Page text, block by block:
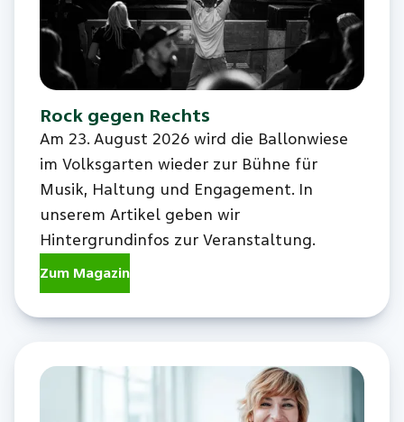
Rock gegen Rechts
Am 23. August 2026 wird die Ballonwiese
im Volksgarten wieder zur Bühne für
Musik, Haltung und Engagement. In
unserem Artikel geben wir
Hintergrundinfos zur Veranstaltung.
Zum Magazin